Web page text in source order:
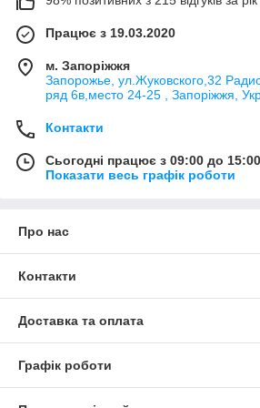
Працює з 19.03.2020
м. Запоріжжя
Запорожье, ул.Жуковского,32
ряд 6в,место 24-25 , Запоріжжя,
Контакти
Сьогодні працює з 09:00 до 15:00
Показати весь графік роботи
Про нас
Контакти
Доставка та оплата
Графік роботи